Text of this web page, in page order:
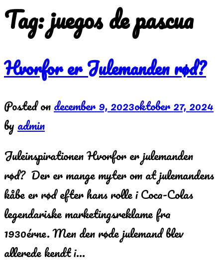
Tag:juegos de pascua
Hvorfor er Julemanden rød?
Posted ondecember 9, 2023oktober 27, 2024
by admin
Juleinspirationen Hvorfor er julemanden
rød? Der er mange myter om at julemandens
kåbe er rød efter hans rolle i Coca-Colas
legendariske marketingsreklame fra
1930érne. Men den røde julemand blev
allerede kendt i…